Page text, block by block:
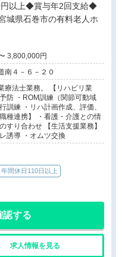
県石巻市の有料老人ホ
年収 3,500,000円 〜 3,800,000円
南４－６－２０
療法士業務。 【リハビリ業
防 ・ROM訓練（関節可動域
訓練 ・リハ計画作成、評価、
種連携】 ・看護・介護との情
すり合わせ 【生活支援業務】
誘導 ・オムツ交換
年間休日110日以上
認する
求人情報を見る